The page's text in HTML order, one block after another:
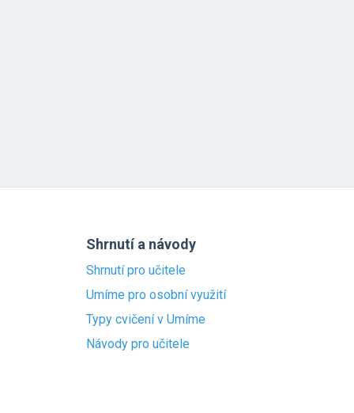
Shrnutí a návody
Shrnutí pro učitele
Umíme pro osobní využití
Typy cvičení v Umíme
Návody pro učitele